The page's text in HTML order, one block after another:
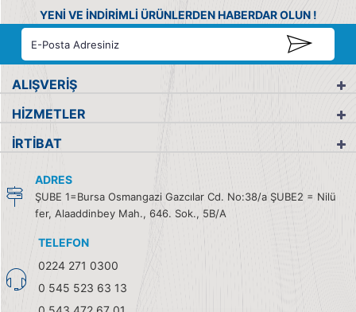
YENİ VE İNDİRİMLİ ÜRÜNLERDEN HABERDAR OLUN !
ALIŞVERİŞ
HİZMETLER
İRTİBAT
ADRES
ŞUBE 1=Bursa Osmangazi Gazcılar Cd. No:38/a ŞUBE2 = Nilü
fer, Alaaddinbey Mah., 646. Sok., 5B/A
TELEFON
0224 271 0300
0 545 523 63 13